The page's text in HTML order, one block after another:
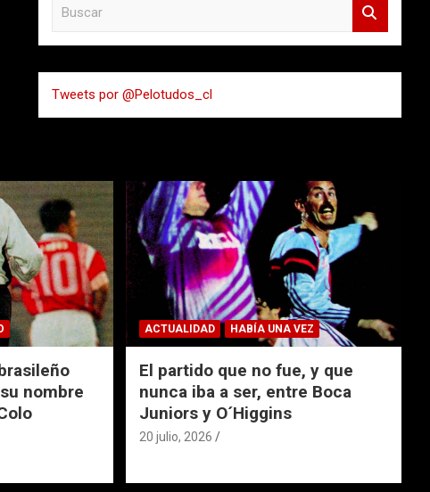
a
r
Tweets por @Pelotudos_cl
nombre
ACTUALIDAD HABÍA UNA VEZ
El partido que no fue, y que
nunca iba a ser, entre Boca
Juniors y O´Higgins
20 julio, 2026